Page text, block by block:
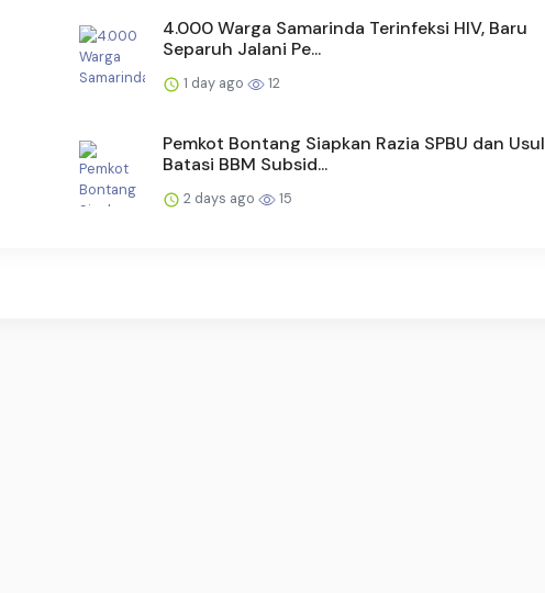
4.000 Warga Samarinda Terinfeksi HIV, Baru
Separuh Jalani Pe...
1 day ago 12
Pemkot Bontang Siapkan Razia SPBU dan Usul
Batasi BBM Subsid...
2 days ago 15